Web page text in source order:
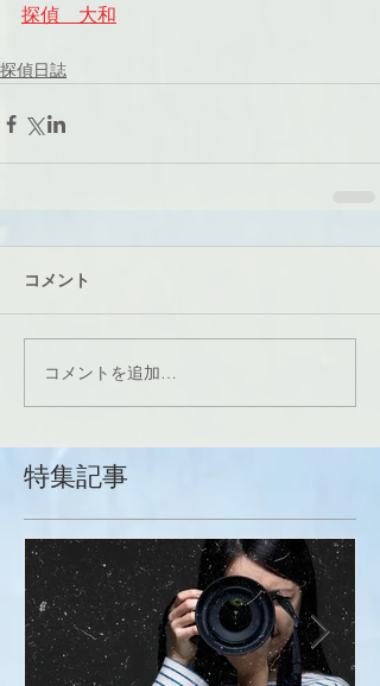
探偵　大和
探偵日誌
コメント
コメントを追加…
特集記事